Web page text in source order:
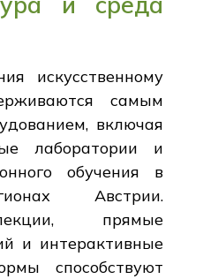
искусственному
самым
включая
лаборатории и
обучения в
Австрии.
прямые
и интерактивные
способствуют